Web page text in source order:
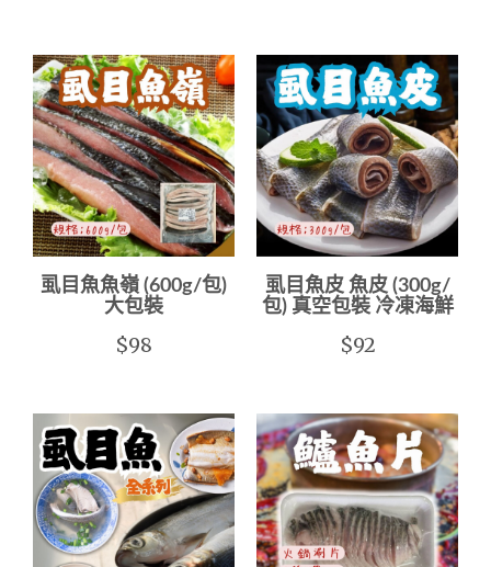
虱目魚魚嶺 (600g/包)
大包裝
$98
虱目魚皮 魚皮 (300g/
包) 真空包裝 冷凍海鮮
$92